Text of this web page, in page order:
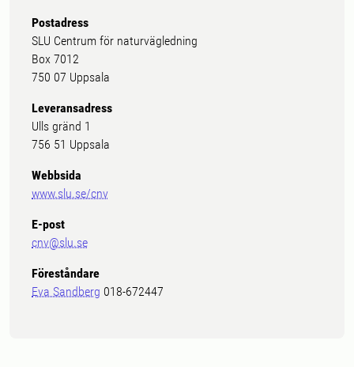
Postadress
SLU Centrum för naturvägledning
Box 7012
750 07 Uppsala
Leveransadress
Ulls gränd 1
756 51 Uppsala
Webbsida
www.slu.se/cnv
E-post
cnv@slu.se
Föreståndare
Eva Sandberg 018-672447